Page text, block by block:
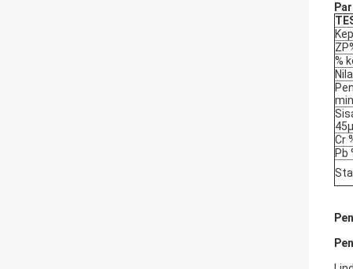
%
Cr
Pb